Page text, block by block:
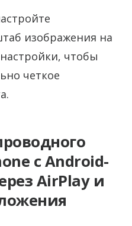
изображения на
чтобы
четкое
с Android-
AirPlay и